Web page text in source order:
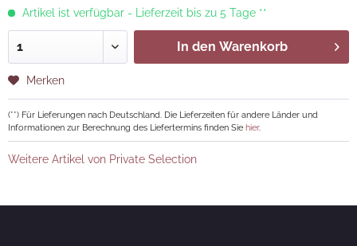
Artikel ist verfügbar - Lieferzeit bis zu 5 Tage **
In den Warenkorb
Merken
(**) Für Lieferungen nach Deutschland. Die Lieferzeiten für andere Länder und
Informationen zur Berechnung des Liefertermins finden Sie hier.
Weitere Artikel von Private Selection